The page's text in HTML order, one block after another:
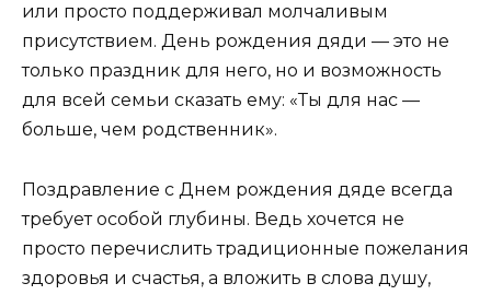
или просто поддерживал молчаливым
присутствием. День рождения дяди — это не
только праздник для него, но и возможность
для всей семьи сказать ему: «Ты для нас —
больше, чем родственник».
Поздравление с Днем рождения дяде всегда
требует особой глубины. Ведь хочется не
просто перечислить традиционные пожелания
здоровья и счастья, а вложить в слова душу,